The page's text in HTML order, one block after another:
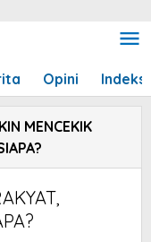
Opini Indeks
MENCEKIK